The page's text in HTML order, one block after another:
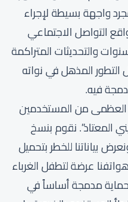
واجهة بسيطة لإجراء
التواصل الاجتماعي
والتحديثات المتراكمة
المذهل في نواته
فيه.
العظمى من المستخدمين
المعتاد”. نقوم بنسخ
بياناتنا للخطر بتحميل
عرضة لتطفل الغرباء
حماية مدمجة أساساً في